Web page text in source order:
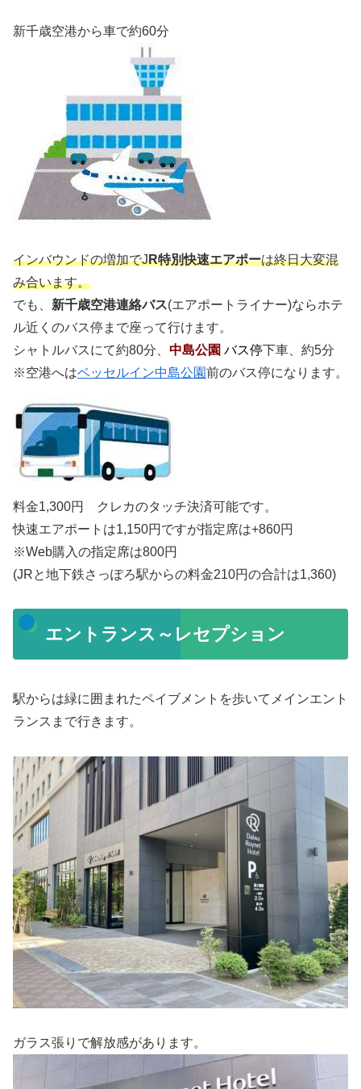
新千歳空港から車で約60分
インバウンドの増加でJR特別快速エアポーは終日大変混
み合います。
でも、 新千歳空港連絡バス(エアポートライナー)ならホテ
ル近くのバス停まで座って行けます。
シャトルバスにて約80分、 中島公園 バス停下車、約5分
※空港へはベッセルイン中島公園前のバス停になります。
料金1,300円 クレカのタッチ決済可能です。
快速エアポートは1,150円ですが指定席は+860円
※Web購入の指定席は800円
(JRと地下鉄さっぽろ駅からの料金210円の合計は1,360)
エントランス～レセプション
駅からは緑に囲まれたペイブメントを歩いてメインエント
ランスまで行きます。
ガラス張りで解放感があります。